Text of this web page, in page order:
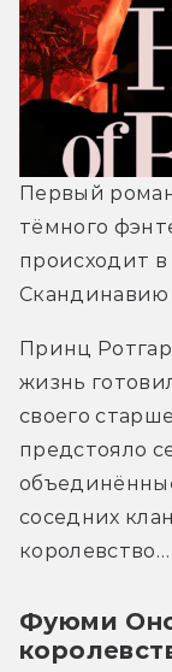
Первый
тёмного
происходит
Скандинавию
Принц
жизнь
своего
предстояло
соседних
Фуюми